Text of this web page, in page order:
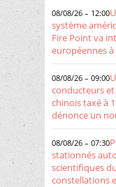
08/08/26 – 12:00
système
Fire Point va
européennes
08/08/26 – 09:00
conducteurs
chinois taxé à
dénonce un
08/08/26 – 07:30
stationnés
scientifiques
constellations